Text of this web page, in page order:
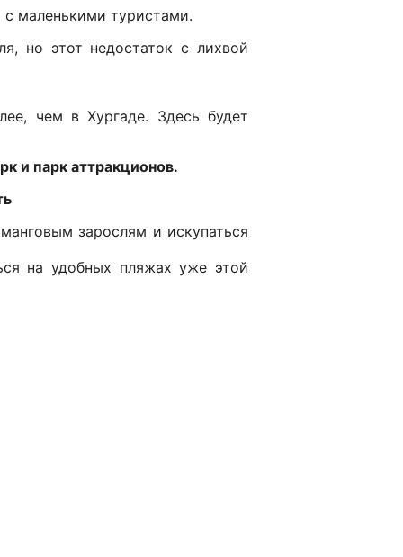
с маленькими туристами.
но этот недостаток с лихвой
чем в Хургаде. Здесь будет
и парк аттракционов.
зарослям и искупаться
на удобных пляжах уже этой